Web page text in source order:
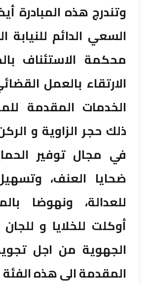
وتندرج هذه المبادرة
السعي الدائم للنيابة
محكمة الاستئناف
الارتقاء بالعمل
الخدمات المقدمة
ذلك حجر الزاوية و
في مجال توفير
ضحايا العنف،
للعدالة، ونهوضا
أوكلت للخلايا و
الجهوية من اجل
المقدمة الى هذه